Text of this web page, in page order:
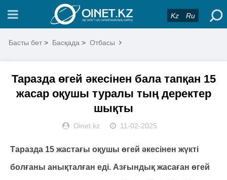
Kz Ru
Басты бет > Басқада > Отбасы
Таразда өгей әкесінен бала тапқан 15
жасар оқушы туралы тың деректер
шықты
Oinet.kz 11-02-2025
Таразда 15 жастағы оқушы өгей әкесінен жүкті
болғаны анықталған еді. Азғындық жасаған өгей